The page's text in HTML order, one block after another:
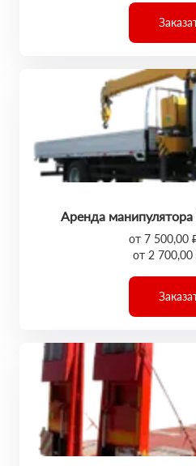
Аренда
от 7 500,00
от 2 700,00